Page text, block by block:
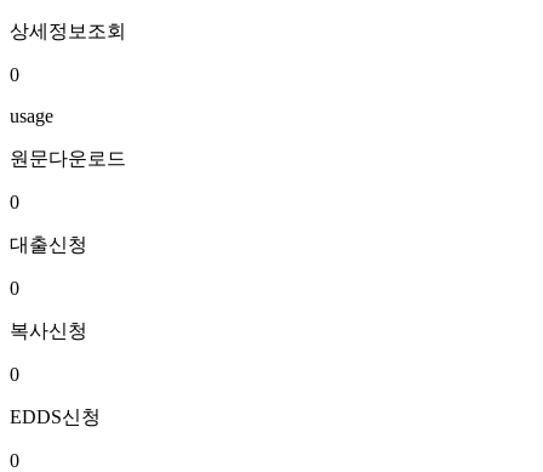
상세정보조회
0
usage
원문다운로드
0
대출신청
0
복사신청
0
EDDS신청
0